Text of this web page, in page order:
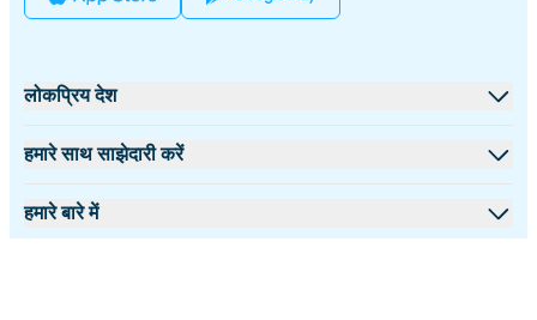
लोकप्रिय देश
संयुक्त राज्य
हमारे साथ साझेदारी करें
थोक मंच
सहयोगी कार्यक्रम
हमारे बारे में